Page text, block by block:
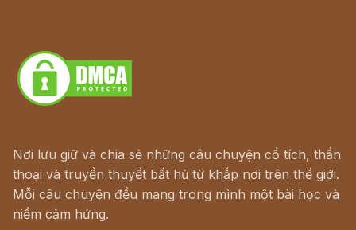
Nơi lưu giữ và chia sẻ những câu chuyện cổ tích, thần
thoại và truyền thuyết bất hủ từ khắp nơi trên thế giới.
Mỗi câu chuyện đều mang trong mình một bài học và
niềm cảm hứng.